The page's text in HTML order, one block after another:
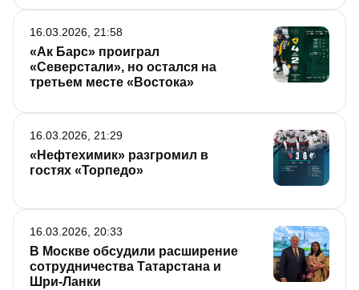
«Ак Барс» проиграл
«Северстали», но остался на
третьем месте «Востока»
16.03.2026, 21:58
«Нефтехимик» разгромил в
гостях «Торпедо»
16.03.2026, 21:29
В Москве обсудили расширение
сотрудничества Татарстана и
Шри-Ланки
16.03.2026, 20:33